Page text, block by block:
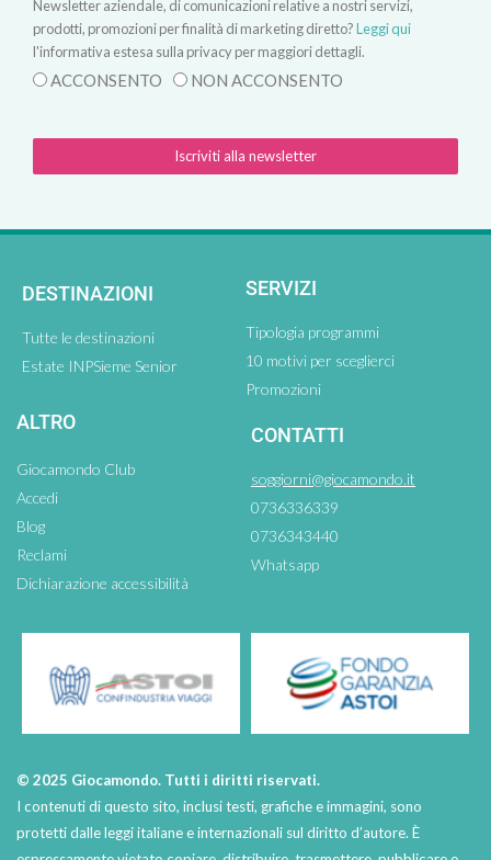
Newsletter aziendale, di comunicazioni relative a nostri servizi,
prodotti, promozioni per finalità di marketing diretto?Leggi qui
l'informativa estesa sulla privacy per maggiori dettagli.
ACCONSENTO NON ACCONSENTO
Iscriviti alla newsletter
DESTINAZIONI
Tutte le destinazioni
Estate INPSieme Senior
SERVIZI
Tipologia programmi
10 motivi per sceglierci
Promozioni
ALTRO
Giocamondo Club
Accedi
Blog
Reclami
Dichiarazione accessibilità
CONTATTI
soggiorni@giocamondo.it
0736336339
0736343440
Whatsapp
© 2025 Giocamondo. Tutti i diritti riservati.
I contenuti di questo sito, inclusi testi, grafiche e immagini, sono
protetti dalle leggi italiane e internazionali sul diritto d’autore. È